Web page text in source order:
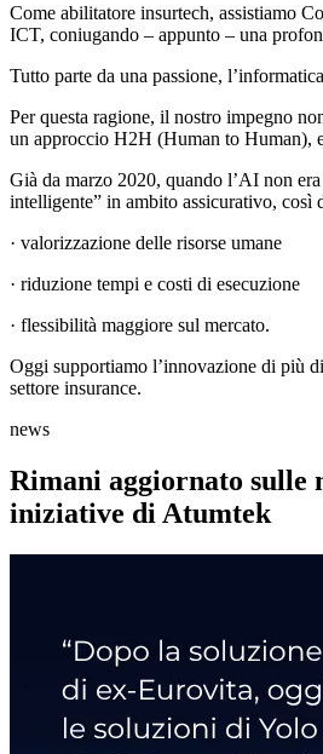
Come abilitatore insurtech, assistiamo
ICT, coniugando – appunto – una
Tutto parte da una passione,
Per questa ragione, il nostro impegno
un approccio H2H (Human to Human),
Già da marzo 2020, quando l’AI non
intelligente” in ambito assicurativo, così
· valorizzazione delle risorse umane
· riduzione tempi e costi di esecuzione
· flessibilità maggiore sul mercato.
Oggi supportiamo l’innovazione di più
settore insurance.
news
Rimani aggiornato sulle
iniziative di Atumtek